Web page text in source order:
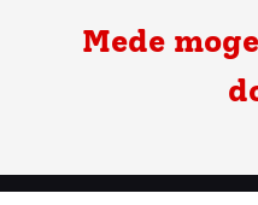
Mede